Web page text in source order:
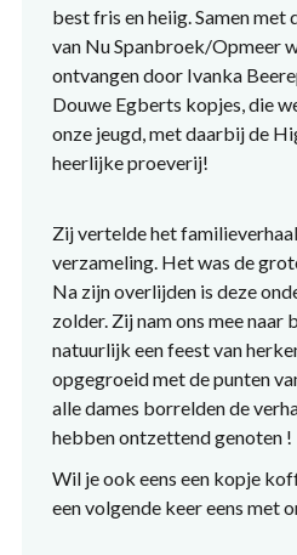
best fris en heiig. Samen met
van Nu Spanbroek/Opmeer
ontvangen door Ivanka
Douwe Egberts kopjes, die
onze jeugd, met daarbij de
heerlijke proeverij!
Zij vertelde het
verzameling. Het was de
Na zijn overlijden is deze
zolder. Zij nam ons mee naar
natuurlijk een feest van
opgegroeid met de punten
alle dames borrelden de
hebben ontzettend genoten !
Wil je ook eens een kopje
een volgende keer eens met